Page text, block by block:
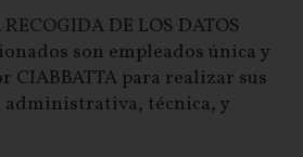
DE LOS DATOS
son empleados única y
CIABBATTA para realizar sus
administrativa, técnica, y